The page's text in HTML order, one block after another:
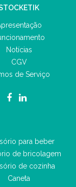
Notícias
CGV
de Serviço
para beber
de bricolagem
de cozinha
Caneta